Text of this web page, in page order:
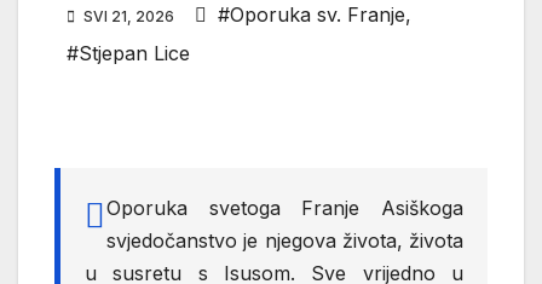
SVI 21, 2026 #Oporuka sv. Franje,
#Stjepan Lice
Oporuka svetoga Franje Asiškoga
svjedočanstvo je njegova života, života
u susretu s Isusom. Sve vrijedno u